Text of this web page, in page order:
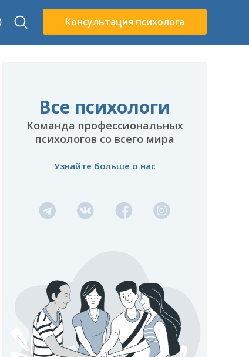
Консультация психолога
Все психологи
Команда профессиональных
психологов со всего мира
Узнайте больше о нас